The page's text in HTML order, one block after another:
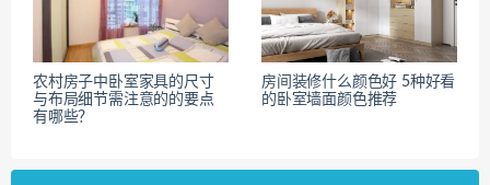
农村房子中卧室家具的尺寸
与布局细节需注意的的要点
有哪些？
房间装修什么颜色好 5种好看
的卧室墙面颜色推荐